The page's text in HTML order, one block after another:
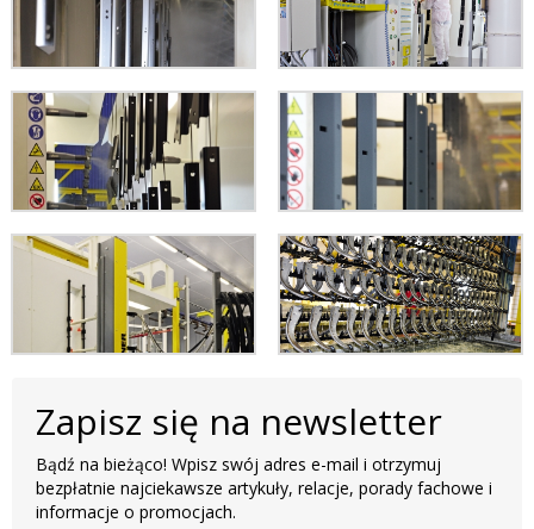
Zapisz się na newsletter
Bądź na bieżąco! Wpisz swój adres e-mail i otrzymuj
bezpłatnie najciekawsze artykuły, relacje, porady fachowe i
informacje o promocjach.